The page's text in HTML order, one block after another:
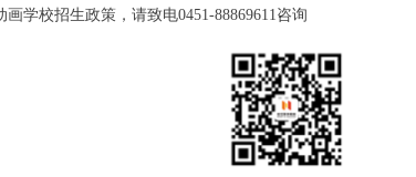
学校招生政策，请致电0451-88869611咨询